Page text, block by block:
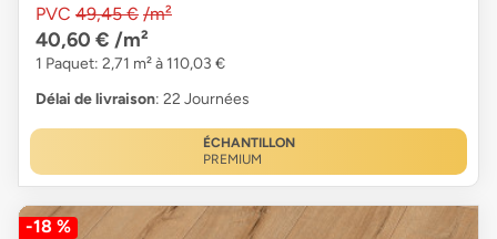
PVC 49,45 € /m²
40,60 € /m²
1 Paquet: 2,71 m² à 110,03 €
Délai de livraison: 22 Journées
ÉCHANTILLON
PREMIUM
-18 %